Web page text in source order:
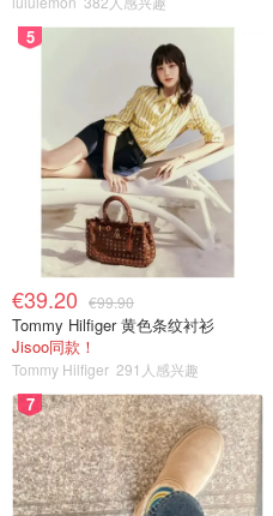
5
€39.20 €99.90
Tommy Hilfiger 黄色条纹衬衫
Jisoo同款！
Tommy Hilfiger 291人感兴趣
7